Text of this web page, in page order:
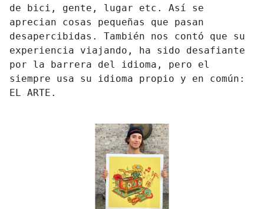
de bici, gente, lugar etc. Así se
aprecian cosas pequeñas que pasan
desapercibidas. También nos contó que su
experiencia viajando, ha sido desafiante
por la barrera del idioma, pero el
siempre usa su idioma propio y en común:
EL ARTE.